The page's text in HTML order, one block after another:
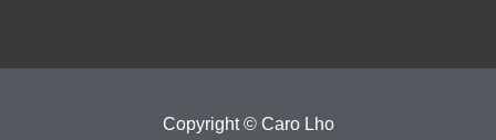
Copyright © Caro Lho